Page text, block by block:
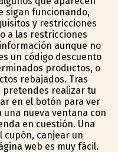
sigan funcionando,
y restricciones
a las restricciones
aunque no
un código descuento
productos, o
rebajados. Tras
pretendes realizar tu
en el botón para ver
una nueva ventana con
en cuestión. Una
cupón, canjear un
web es muy fácil.